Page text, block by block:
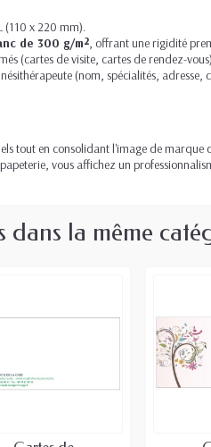
(110 x 220 mm).
de 300 g/m², offrant une rigidité
(cartes de visite, cartes de rendez-
(nom, spécialités,
tout en consolidant l'image de
vous affichez un
dans la même